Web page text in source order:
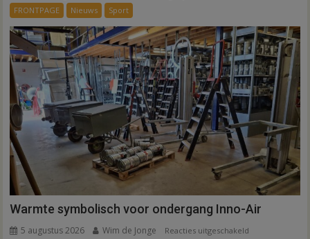
kunstgras
weg
in
Hardenberg
en
Sibculo
FRONTPAGE Nieuws Sport
Warmte symbolisch voor ondergang Inno-Air
5 augustus 2026 Wim de Jonge Reacties uitgeschakeld